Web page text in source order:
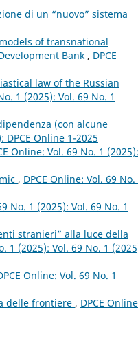
di un “nuovo” sistema
of transnational
Bank , DPCE
law of the Russian
1 (2025): Vol. 69 No. 1
(con alcune
DPCE Online 1-2025
Online: Vol. 69 No. 1 (2025):
, DPCE Online: Vol. 69 No.
No. 1 (2025): Vol. 69 No. 1
stranieri” alla luce della
1 (2025): Vol. 69 No. 1
Online: Vol. 69 No. 1
delle frontiere , DPCE